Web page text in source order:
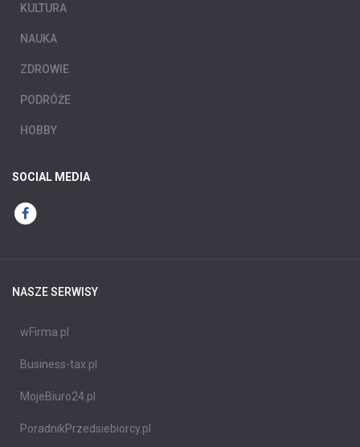
KULTURA
NAUKA
ZDROWIE
PODRÓŻE
HOBBY
SOCIAL MEDIA
NASZE SERWISY
wFirma.pl
Business-tax.pl
MojeBiuro24.pl
PoradnikPrzedsiebiorcy.pl